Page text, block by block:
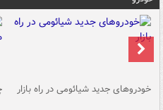
خودروهای جدید شیائومی در راه بازار